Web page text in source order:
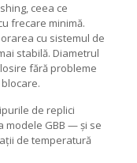
ceea ce
frecare minimă.
cu sistemul de
stabilă. Diametrul
fără probleme
de replici
modele GBB — și se
de temperatură